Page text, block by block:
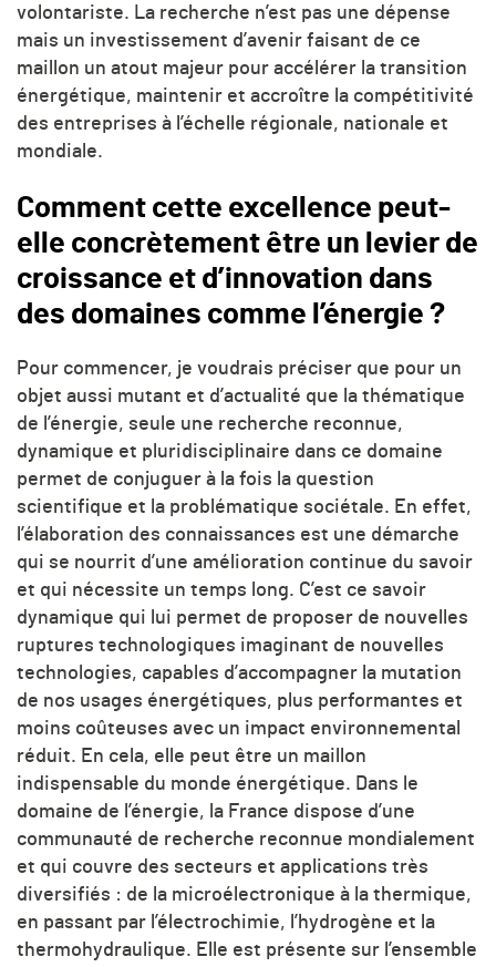
volontariste. La recherche n’est pas une dépense
mais un investissement d’avenir faisant de ce
maillon un atout majeur pour accélérer la transition
énergétique, maintenir et accroître la compétitivité
des entreprises à l’échelle régionale, nationale et
mondiale.
Comment cette excellence peut-
elle concrètement être un levier de
croissance et d’innovation dans
des domaines comme l’énergie ?
Pour commencer, je voudrais préciser que pour un
objet aussi mutant et d’actualité que la thématique
de l’énergie, seule une recherche reconnue,
dynamique et pluridisciplinaire dans ce domaine
permet de conjuguer à la fois la question
scientifique et la problématique sociétale. En effet,
l’élaboration des connaissances est une démarche
qui se nourrit d’une amélioration continue du savoir
et qui nécessite un temps long. C’est ce savoir
dynamique qui lui permet de proposer de nouvelles
ruptures technologiques imaginant de nouvelles
technologies, capables d’accompagner la mutation
de nos usages énergétiques, plus performantes et
moins coûteuses avec un impact environnemental
réduit. En cela, elle peut être un maillon
indispensable du monde énergétique. Dans le
domaine de l’énergie, la France dispose d’une
communauté de recherche reconnue mondialement
et qui couvre des secteurs et applications très
diversifiés : de la microélectronique à la thermique,
en passant par l’électrochimie, l’hydrogène et la
thermohydraulique. Elle est présente sur l’ensemble